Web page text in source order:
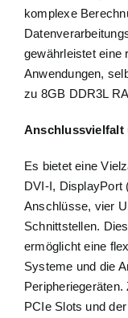
komplexe
gewährleistet eine
Anwendungen,
zu 8GB DDR3L
Anschlussvielfalt
Es bietet eine
DVI-I, DisplayPort
Anschlüsse, vier
Schnittstellen.
ermöglicht eine
Systeme und die
PCIe Slots und